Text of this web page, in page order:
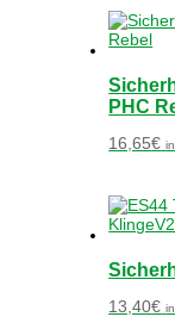
PHC
16,65€
13,40€